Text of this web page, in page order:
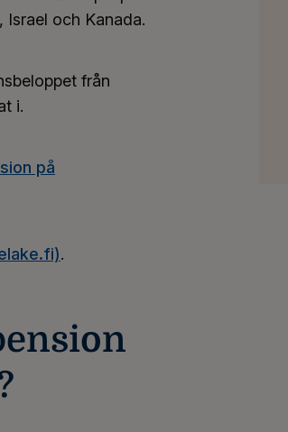
och Kanada.
från
i.
på
.